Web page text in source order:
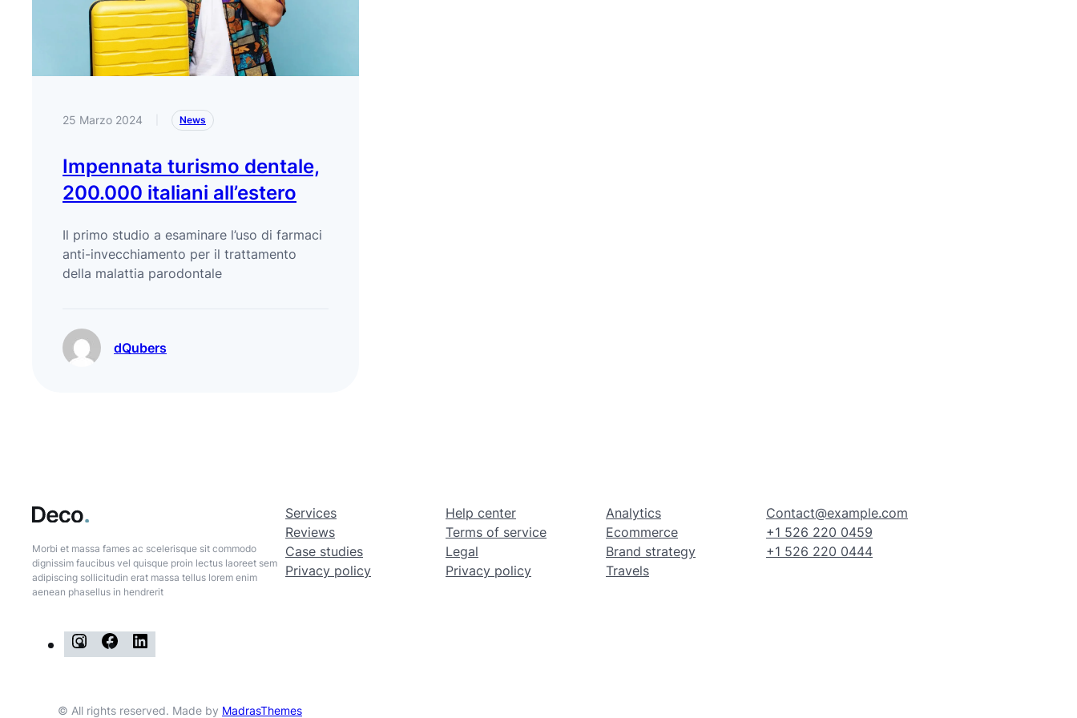
25 Marzo 2024 News
Impennata turismo dentale,
200.000 italiani all’estero
Il primo studio a esaminare l’uso di farmaci
anti-invecchiamento per il trattamento
della malattia parodontale
dQubers
Morbi et massa fames ac scelerisque sit commodo
dignissim faucibus vel quisque proin lectus laoreet sem
adipiscing sollicitudin erat massa tellus lorem enim
aenean phasellus in hendrerit
Services
Reviews
Case studies
Privacy policy
Help center
Terms of service
Legal
Privacy policy
Analytics
Ecommerce
Brand strategy
Travels
Contact@example.com
+1 526 220 0459
+1 526 220 0444
© All rights reserved. Made by MadrasThemes